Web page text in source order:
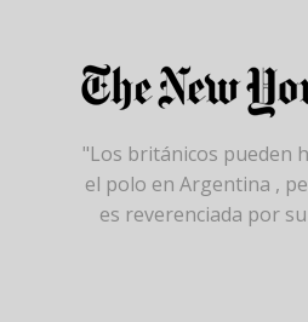
"Los británicos pueden
el polo en Argentina ,
es reverenciada por